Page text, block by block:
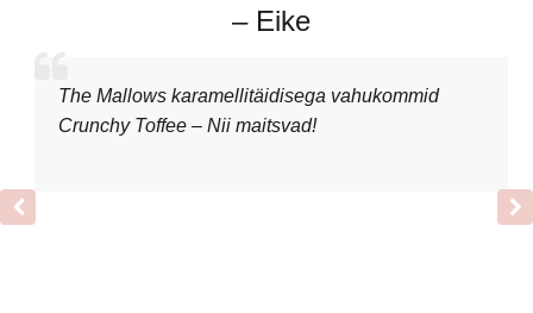
– Eike
The Mallows karamellitäidisega vahukommid
Crunchy Toffee – Nii maitsvad!